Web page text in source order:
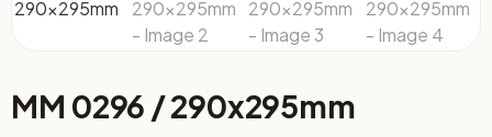
MM 0296 / 290x295mm